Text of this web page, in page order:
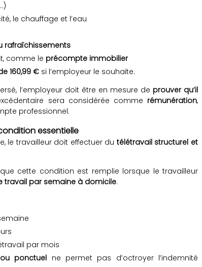
le chauffage et l’eau
rafraîchissements
comme le précompte immobilier
160,99 € si l’employeur le souhaite.
l’employeur doit être en mesure de prouver qu’il
sera considérée comme rémunération,
professionnel.
essentielle
le travailleur doit effectuer du télétravail structurel et
cette condition est remplie lorsque le travailleur
travail par semaine à domicile.
par mois
ponctuel ne permet pas d’octroyer l’indemnité